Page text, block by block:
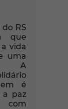
RS
que
vida
uma
A
é
a paz
com